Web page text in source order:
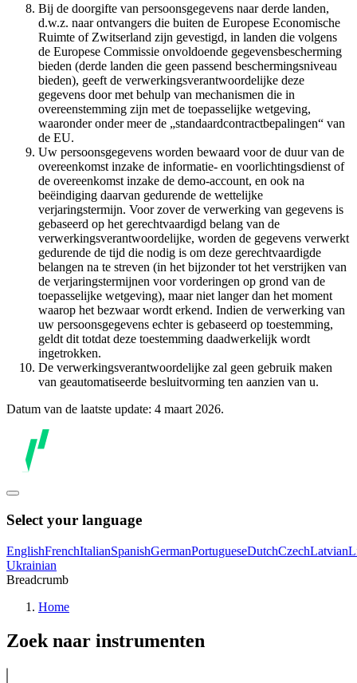
Bij de doorgifte van persoonsgegevens naar derde landen,
d.w.z. naar ontvangers die buiten de Europese Economische
Ruimte of Zwitserland zijn gevestigd, in landen die volgens
de Europese Commissie onvoldoende gegevensbescherming
bieden (derde landen die geen passend beschermingsniveau
bieden), geeft de verwerkingsverantwoordelijke deze
gegevens door met behulp van mechanismen die in
overeenstemming zijn met de toepasselijke wetgeving,
waaronder onder meer de „standaardcontractbepalingen“ van
de EU.
Uw persoonsgegevens worden bewaard voor de duur van de
overeenkomst inzake de informatie- en voorlichtingsdienst of
de overeenkomst inzake de demo-account, en ook na
beëindiging daarvan gedurende de wettelijke
verjaringstermijn. Voor zover de verwerking van gegevens is
gebaseerd op het gerechtvaardigd belang van de
verwerkingsverantwoordelijke, worden de gegevens verwerkt
gedurende de tijd die nodig is om deze gerechtvaardigde
belangen na te streven (in het bijzonder tot het verstrijken van
de verjaringstermijnen voor vorderingen op grond van de
toepasselijke wetgeving), maar niet langer dan het moment
waarop het bezwaar wordt erkend. Indien de verwerking van
uw persoonsgegevens echter is gebaseerd op toestemming,
geldt dit totdat deze toestemming daadwerkelijk wordt
ingetrokken.
De verwerkingsverantwoordelijke zal geen gebruik maken
van geautomatiseerde besluitvorming ten aanzien van u.
Datum van de laatste update: 4 maart 2026.
Select your language
EnglishFrenchItalianSpanishGermanPortugueseDutchCzechLatvian
Ukrainian
Breadcrumb
Home
Zoek naar instrumenten